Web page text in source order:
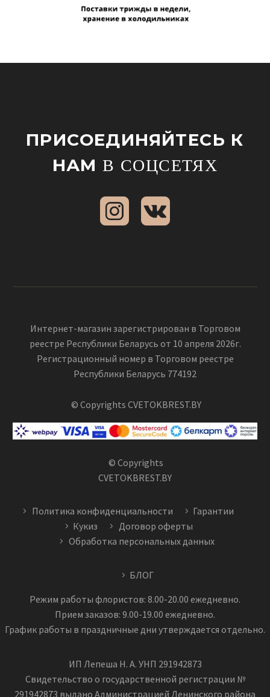
ПРИСОЕДИНЯЙТЕСЬ К
НАМ В СОЦСЕТЯХ
Интернет-магазин зарегистрирован в Торговом
реестре Республики Беларусь от 10 апреля 2026г.
Регистрационный номер в Торговом реестре
Республики Беларусь 774192
© Copyrights CVETOKBREST.BY
© Copyrights
CVETOKBREST.BY
Политика конфиденциальности
Гарантии
Кукиз
Договор оферты
Обработка персональных данных
БЛОГ
Режим работы флористов: 8.00-20.00 ежедневно.
Прием заказов: 9.00-19.00 ежедневно.
График работы в праздничные дни утверждается отдельно.
ИП Лепеша Н. А. УНП 291942873
Свидетельство о государственной регистрации №
291942873 выдано Администрацией Ленинского района